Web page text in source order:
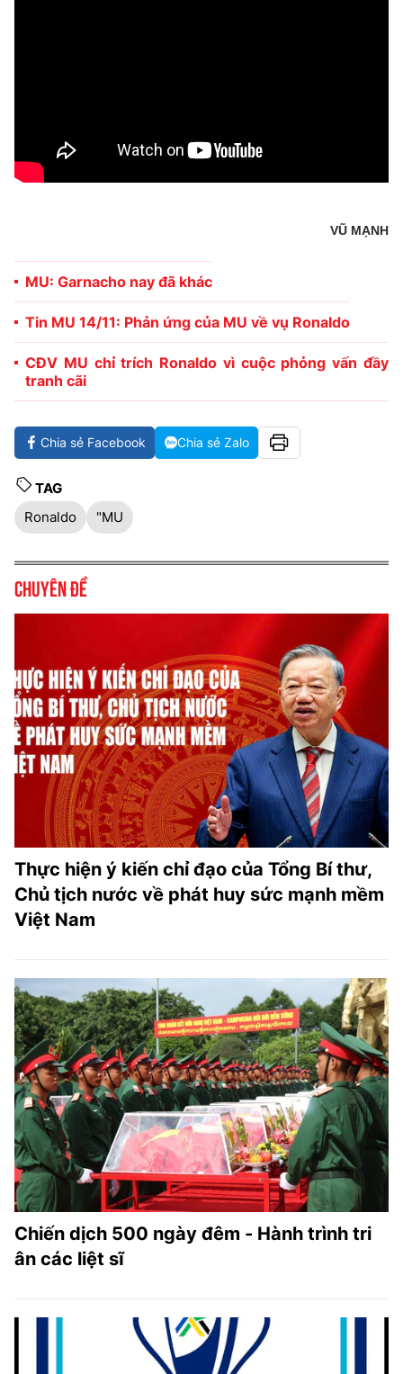
VŨ MẠNH
MU: Garnacho nay đã khác
Tin MU 14/11: Phản ứng của MU về vụ Ronaldo
CĐV MU chỉ trích Ronaldo vì cuộc phỏng vấn đầy
tranh cãi
Chia sẻ Facebook Chia sẻ Zalo
TAG
Ronaldo
"MU
Chuyên đề
Thực hiện ý kiến chỉ đạo của Tổng Bí thư,
Chủ tịch nước về phát huy sức mạnh mềm
Việt Nam
Chiến dịch 500 ngày đêm - Hành trình tri
ân các liệt sĩ